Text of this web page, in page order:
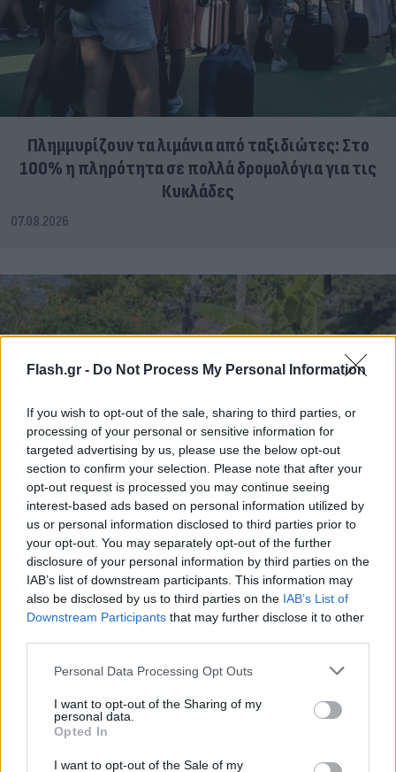
Flash.gr - Do Not Process My Personal Information
If you wish to opt-out of the sale, sharing to third parties, or
processing of your personal or sensitive information for
targeted advertising by us, please use the below opt-out
section to confirm your selection. Please note that after your
opt-out request is processed you may continue seeing
interest-based ads based on personal information utilized by
us or personal information disclosed to third parties prior to
your opt-out. You may separately opt-out of the further
disclosure of your personal information by third parties on the
IAB’s list of downstream participants. This information may
also be disclosed by us to third parties on the IAB’s List of
Downstream Participants that may further disclose it to other
Please note that this website/app uses one or more Google
not limited to your visit or usage behaviour. You may click to
grant or deny consent to Google and its third-party tags to
use your data for below specified purposes in below Google
consent section.
Personal Data Processing Opt Outs
I want to opt-out of the Sharing of my
personal data.
Opted In
I want to opt-out of the Sale of my
Πλημμυρίζουν τα λιμάνια από ταξιδιώτες: Στο
100% η πληρότητα σε πολλά δρομολόγια για τις
Κυκλάδες
07.08.2026
Μυστράς: 11 μήνες με αναστολή στον 55χρονο που
είχε κρύψει τον πατέρα του στον καταψύκτη
07.08.2026